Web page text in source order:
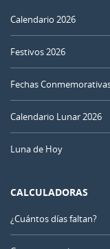
Calendario 2026
Festivos 2026
Fechas
Calendario Lunar 2026
Luna de Hoy
CALCULADORAS
¿Cuántos días faltan?